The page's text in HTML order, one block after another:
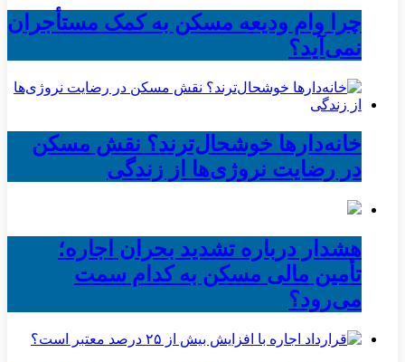
چرا وام ودیعه مسکن به کمک مستأجران
نمی‌آید؟
خانه‌دارها خوشحال‌ترند؟ نقش مسکن
در رضایت نروژی‌ها از زندگی
هشدار درباره تشدید بحران اجاره؛
تأمین مالی مسکن به کدام سمت
می‌رود؟